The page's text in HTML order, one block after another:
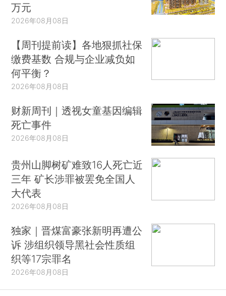
万元
2026年08月08日
【周刊提前读】各地狠抓社保
缴费基数 合规与企业减负如
何平衡？
2026年08月08日
财新周刊｜透视女童基因编辑
死亡事件
2026年08月08日
贵州山脚树矿难致16人死亡近
三年 矿长涉罪被罢免全国人
大代表
2026年08月08日
独家｜晋煤富豪张新明再遭公
诉 涉组织领导黑社会性质组
织等17宗罪名
2026年08月08日